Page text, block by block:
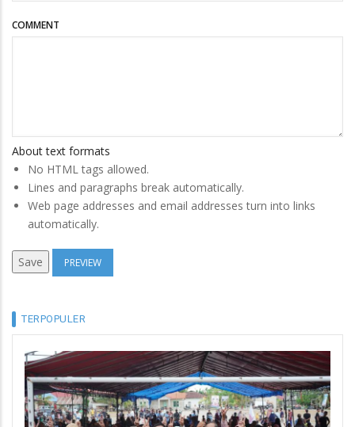
COMMENT
About text formats
No HTML tags allowed.
Lines and paragraphs break automatically.
Web page addresses and email addresses turn into links
automatically.
TERPOPULER